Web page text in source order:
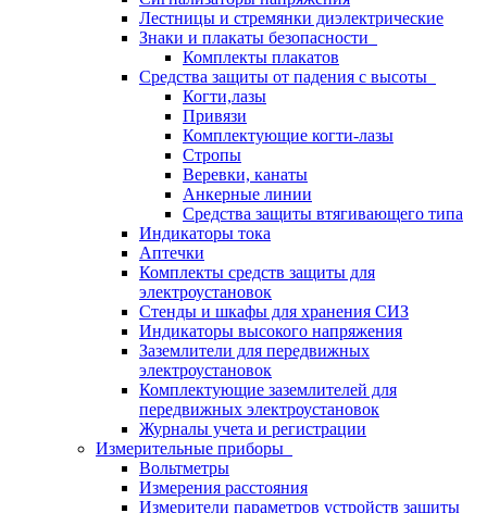
Лестницы и стремянки диэлектрические
Знаки и плакаты безопасности
Комплекты плакатов
Средства защиты от падения с высоты
Когти,лазы
Привязи
Комплектующие когти-лазы
Стропы
Веревки, канаты
Анкерные линии
Средства защиты втягивающего типа
Индикаторы тока
Аптечки
Комплекты средств защиты для
электроустановок
Стенды и шкафы для хранения СИЗ
Индикаторы высокого напряжения
Заземлители для передвижных
электроустановок
Комплектующие заземлителей для
передвижных электроустановок
Журналы учета и регистрации
Измерительные приборы
Вольтметры
Измерения расстояния
Измерители параметров устройств защиты